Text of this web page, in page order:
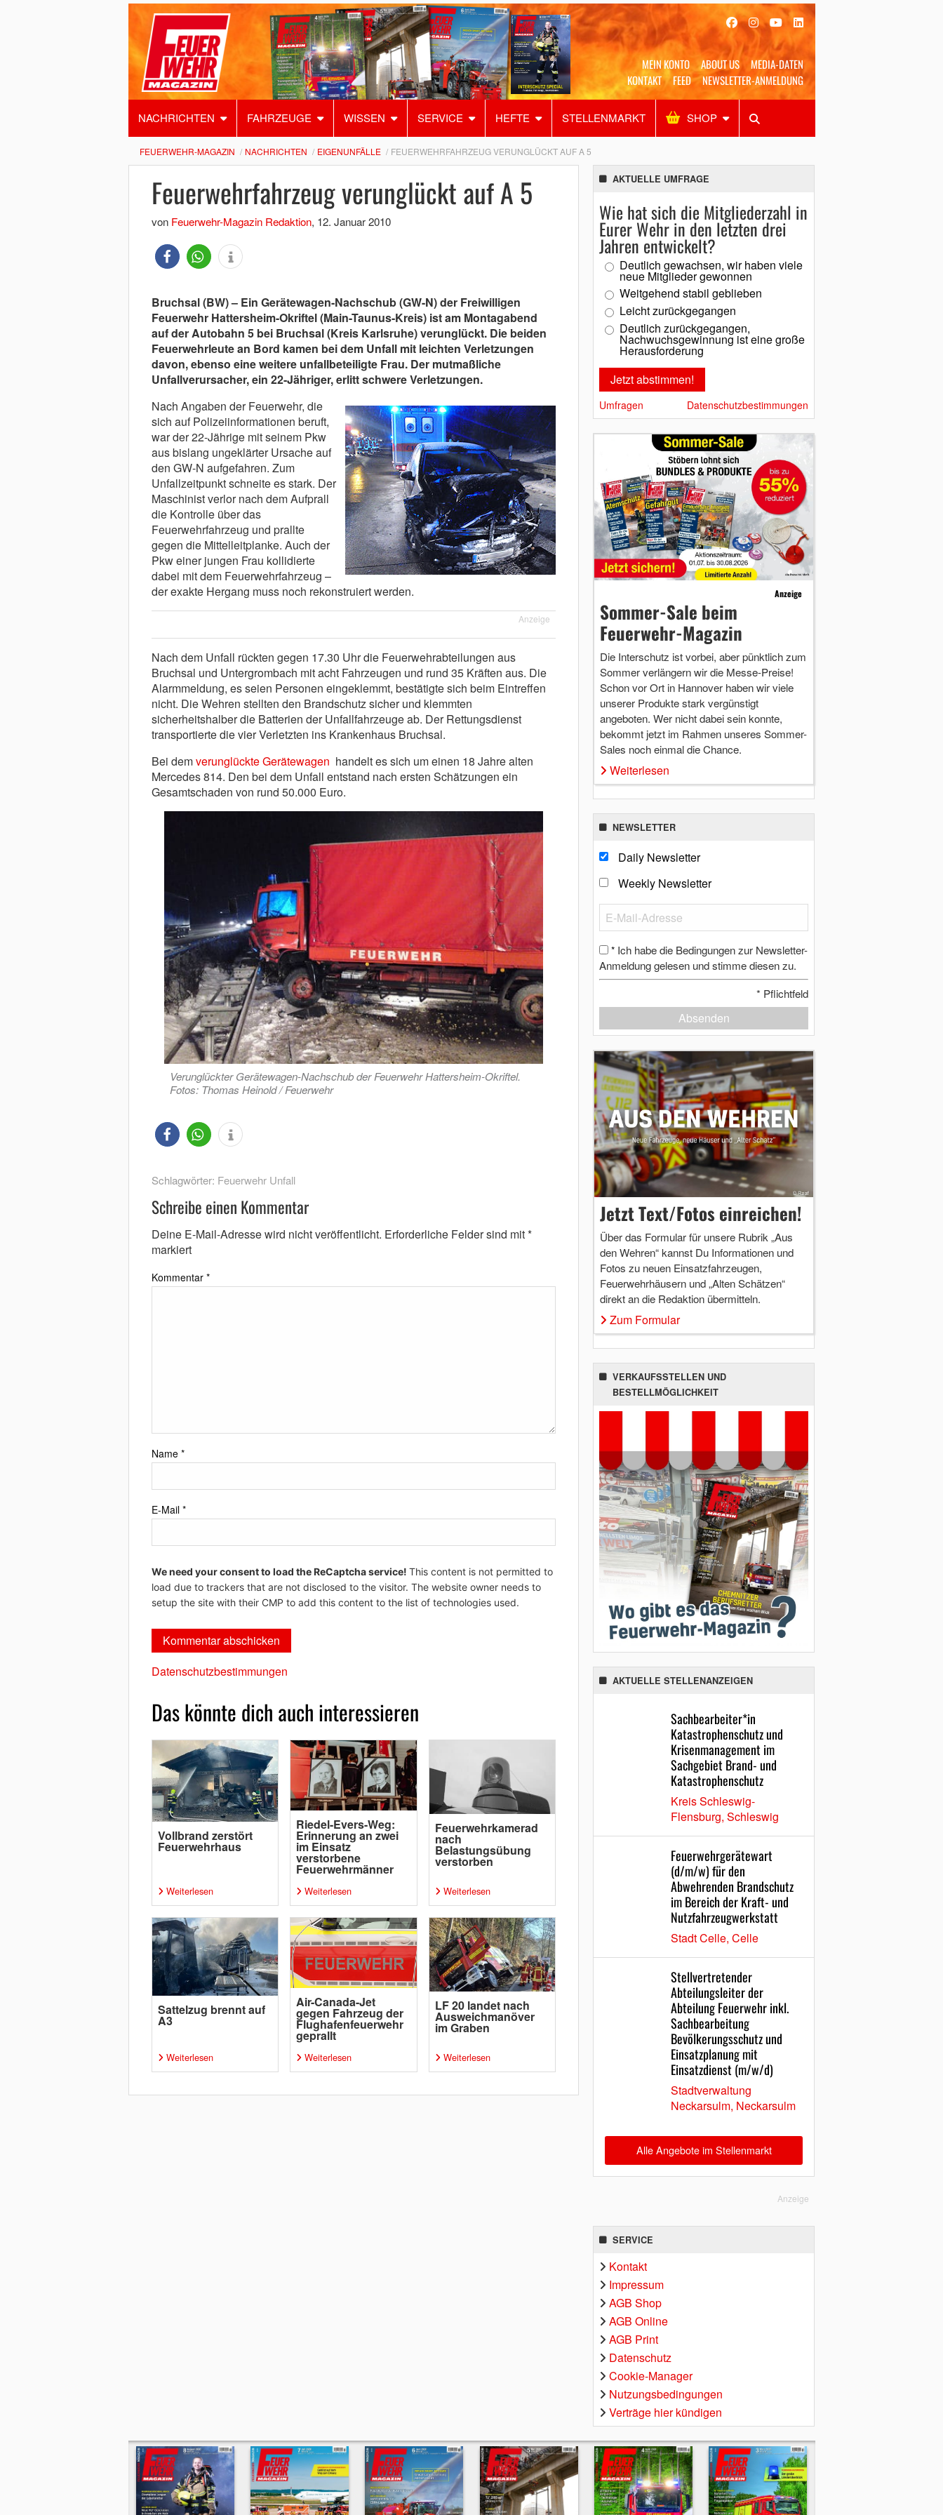
MEIN KONTO ABOUT US
MEDIA-DATEN
KONTAKT
FEED NEWSLETTER-ANMELDUNG
NACHRICHTEN FAHRZEUGE WISSEN SERVICE HEFTE STELLENMARKT SHOP
Alles Shop SUCHEN
FEUERWEHR-MAGAZIN NACHRICHTEN EIGENUNFÄLLE FEUERWEHRFAHRZEUG VERUNGLÜCKT AUF A 5
Feuerwehrfahrzeug verunglückt auf A 5
von Feuerwehr-Magazin Redaktion, 12. Januar 2010
Bruchsal (BW) – Ein Gerätewagen-Nachschub (GW-N) der Freiwilligen
Feuerwehr Hattersheim-Okriftel (Main-Taunus-Kreis) ist am Montagabend
auf der Autobahn 5 bei Bruchsal (Kreis Karlsruhe) verunglückt. Die beiden
Feuerwehrleute an Bord kamen bei dem Unfall mit leichten Verletzungen
davon, ebenso eine weitere unfallbeteiligte Frau. Der mutmaßliche
Unfallverursacher, ein 22-Jähriger, erlitt schwere Verletzungen.
Nach Angaben der Feuerwehr, die
sich auf Polizeiinformationen beruft,
war der 22-Jährige mit seinem Pkw
aus bislang ungeklärter Ursache auf
den GW-N aufgefahren. Zum
Unfallzeitpunkt schneite es stark. Der
Maschinist verlor nach dem Aufprall
die Kontrolle über das
Feuerwehrfahrzeug und prallte
gegen die Mittelleitplanke. Auch der
Pkw einer jungen Frau kollidierte
dabei mit dem Feuerwehrfahrzeug –
der exakte Hergang muss noch rekonstruiert werden.
Anzeige
Nach dem Unfall rückten gegen 17.30 Uhr die Feuerwehrabteilungen aus
Bruchsal und Untergrombach mit acht Fahrzeugen und rund 35 Kräften aus. Die
Alarmmeldung, es seien Personen eingeklemmt, bestätigte sich beim Eintreffen
nicht. Die Wehren stellten den Brandschutz sicher und klemmten
sicherheitshalber die Batterien der Unfallfahrzeuge ab. Der Rettungsdienst
transportierte die vier Verletzten ins Krankenhaus Bruchsal.
Bei demverunglückte Gerätewagen handelt es sich um einen 18 Jahre alten
Mercedes 814. Den bei dem Unfall entstand nach ersten Schätzungen ein
Gesamtschaden von rund 50.000 Euro.
Verunglückter Gerätewagen-Nachschub der Feuerwehr Hattersheim-Okriftel.
Fotos: Thomas Heinold / Feuerwehr
Schlagwörter: Feuerwehr Unfall
Schreibe einen Kommentar
Deine E-Mail-Adresse wird nicht veröffentlicht. Erforderliche Felder sind mit*
markiert
Kommentar *
Name *
E-Mail *
We need your consent to load the ReCaptcha service! This content is not permitted to
load due to trackers that are not disclosed to the visitor. The website owner needs to
setup the site with their CMP to add this content to the list of technologies used.
Datenschutzbestimmungen
Das könnte dich auch interessieren
Vollbrand zerstört
Feuerwehrhaus
Weiterlesen
Riedel-Evers-Weg:
Erinnerung an zwei
im Einsatz
verstorbene
Feuerwehrmänner
Weiterlesen
Feuerwehrkamerad
nach
Belastungsübung
verstorben
Weiterlesen
Sattelzug brennt auf
A3
Weiterlesen
Air-Canada-Jet
gegen Fahrzeug der
Flughafenfeuerwehr
geprallt
Weiterlesen
LF 20 landet nach
Ausweichmanöver
im Graben
Weiterlesen
AKTUELLE UMFRAGE
Wie hat sich die Mitgliederzahl in
Eurer Wehr in den letzten drei
Jahren entwickelt?
Deutlich gewachsen, wir haben viele
neue Mitglieder gewonnen
Weitgehend stabil geblieben
Leicht zurückgegangen
Deutlich zurückgegangen,
Nachwuchsgewinnung ist eine große
Herausforderung
Umfragen Datenschutzbestimmungen
Anzeige
Sommer-Sale beim
Feuerwehr-Magazin
Die Interschutz ist vorbei, aber pünktlich zum
Sommer verlängern wir die Messe-Preise!
Schon vor Ort in Hannover haben wir viele
unserer Produkte stark vergünstigt
angeboten. Wer nicht dabei sein konnte,
bekommt jetzt im Rahmen unseres Sommer-
Sales noch einmal die Chance.
Weiterlesen
NEWSLETTER
Daily Newsletter
Weekly Newsletter
* Ich habe die Bedingungen zur Newsletter-
Anmeldung gelesen und stimme diesen zu.
* Pflichtfeld
Absenden
Jetzt Text/Fotos einreichen!
Über das Formular für unsere Rubrik „Aus
den Wehren“ kannst Du Informationen und
Fotos zu neuen Einsatzfahrzeugen,
Feuerwehrhäusern und „Alten Schätzen“
direkt an die Redaktion übermitteln.
Zum Formular
VERKAUFSSTELLEN UND
BESTELLMÖGLICHKEIT
AKTUELLE STELLENANZEIGEN
Sachbearbeiter*in
Katastrophenschutz und
Krisenmanagement im
Sachgebiet Brand- und
Katastrophenschutz
Kreis Schleswig-
Flensburg, Schleswig
Feuerwehrgerätewart
(d/m/w) für den
Abwehrenden Brandschutz
im Bereich der Kraft- und
Nutzfahrzeugwerkstatt
Stadt Celle, Celle
Stellvertretender
Abteilungsleiter der
Abteilung Feuerwehr inkl.
Sachbearbeitung
Bevölkerungsschutz und
Einsatzplanung mit
Einsatzdienst (m/w/d)
Stadtverwaltung
Neckarsulm, Neckarsulm
Alle Angebote im Stellenmarkt
Anzeige
SERVICE
Kontakt
Impressum
AGB Shop
AGB Online
AGB Print
Datenschutz
Cookie-Manager
Nutzungsbedingungen
Verträge hier kündigen